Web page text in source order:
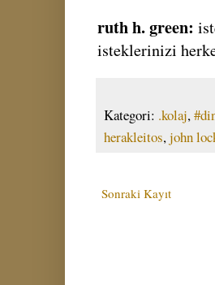
ruth h. green:
isteklerinizi
Kategori: .kolaj,
herakleitos,john
Sonraki Kayıt